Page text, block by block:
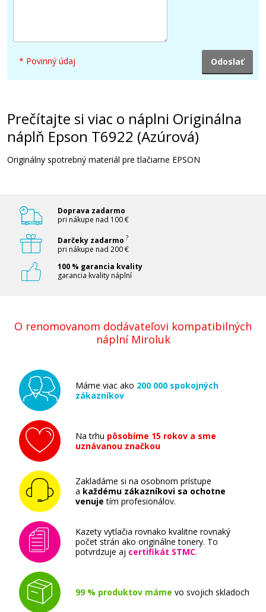
Originálna náplň Epson T6925 (Matne
Originálna náplň
84,90 €
Pridať do košíka
Originálna odpadová nádobka
86,90 €
Pridať do košíka
* Povinný údaj
Prečítajte si viac o náplni Originálna
náplň Epson T6922 (Azúrová)
Originálny spotrebný materiál pre tlačiarne EPSON
Doprava zadarmo
pri nákupe nad 100 €
Darčeky zadarmo ?
pri nákupe nad 200 €
100 % garancia kvality
garancia kvality náplní
O renomovanom dodávateľovi kompatibilných
náplní Miroluk
Máme viac ako 200 000 spokojných
zákazníkov
Na trhu pôsobíme 15 rokov a sme
uznávanou značkou
Zakladáme si na osobnom prístupe
a každému zákazníkovi sa ochotne
venuje tím profesionálov.
Kazety vytlačia rovnako kvalitne rovnaký
počet strán ako originálne tonery. To
potvrdzuje aj certifikát STMC.
99 % produktov máme vo svojich skladoch